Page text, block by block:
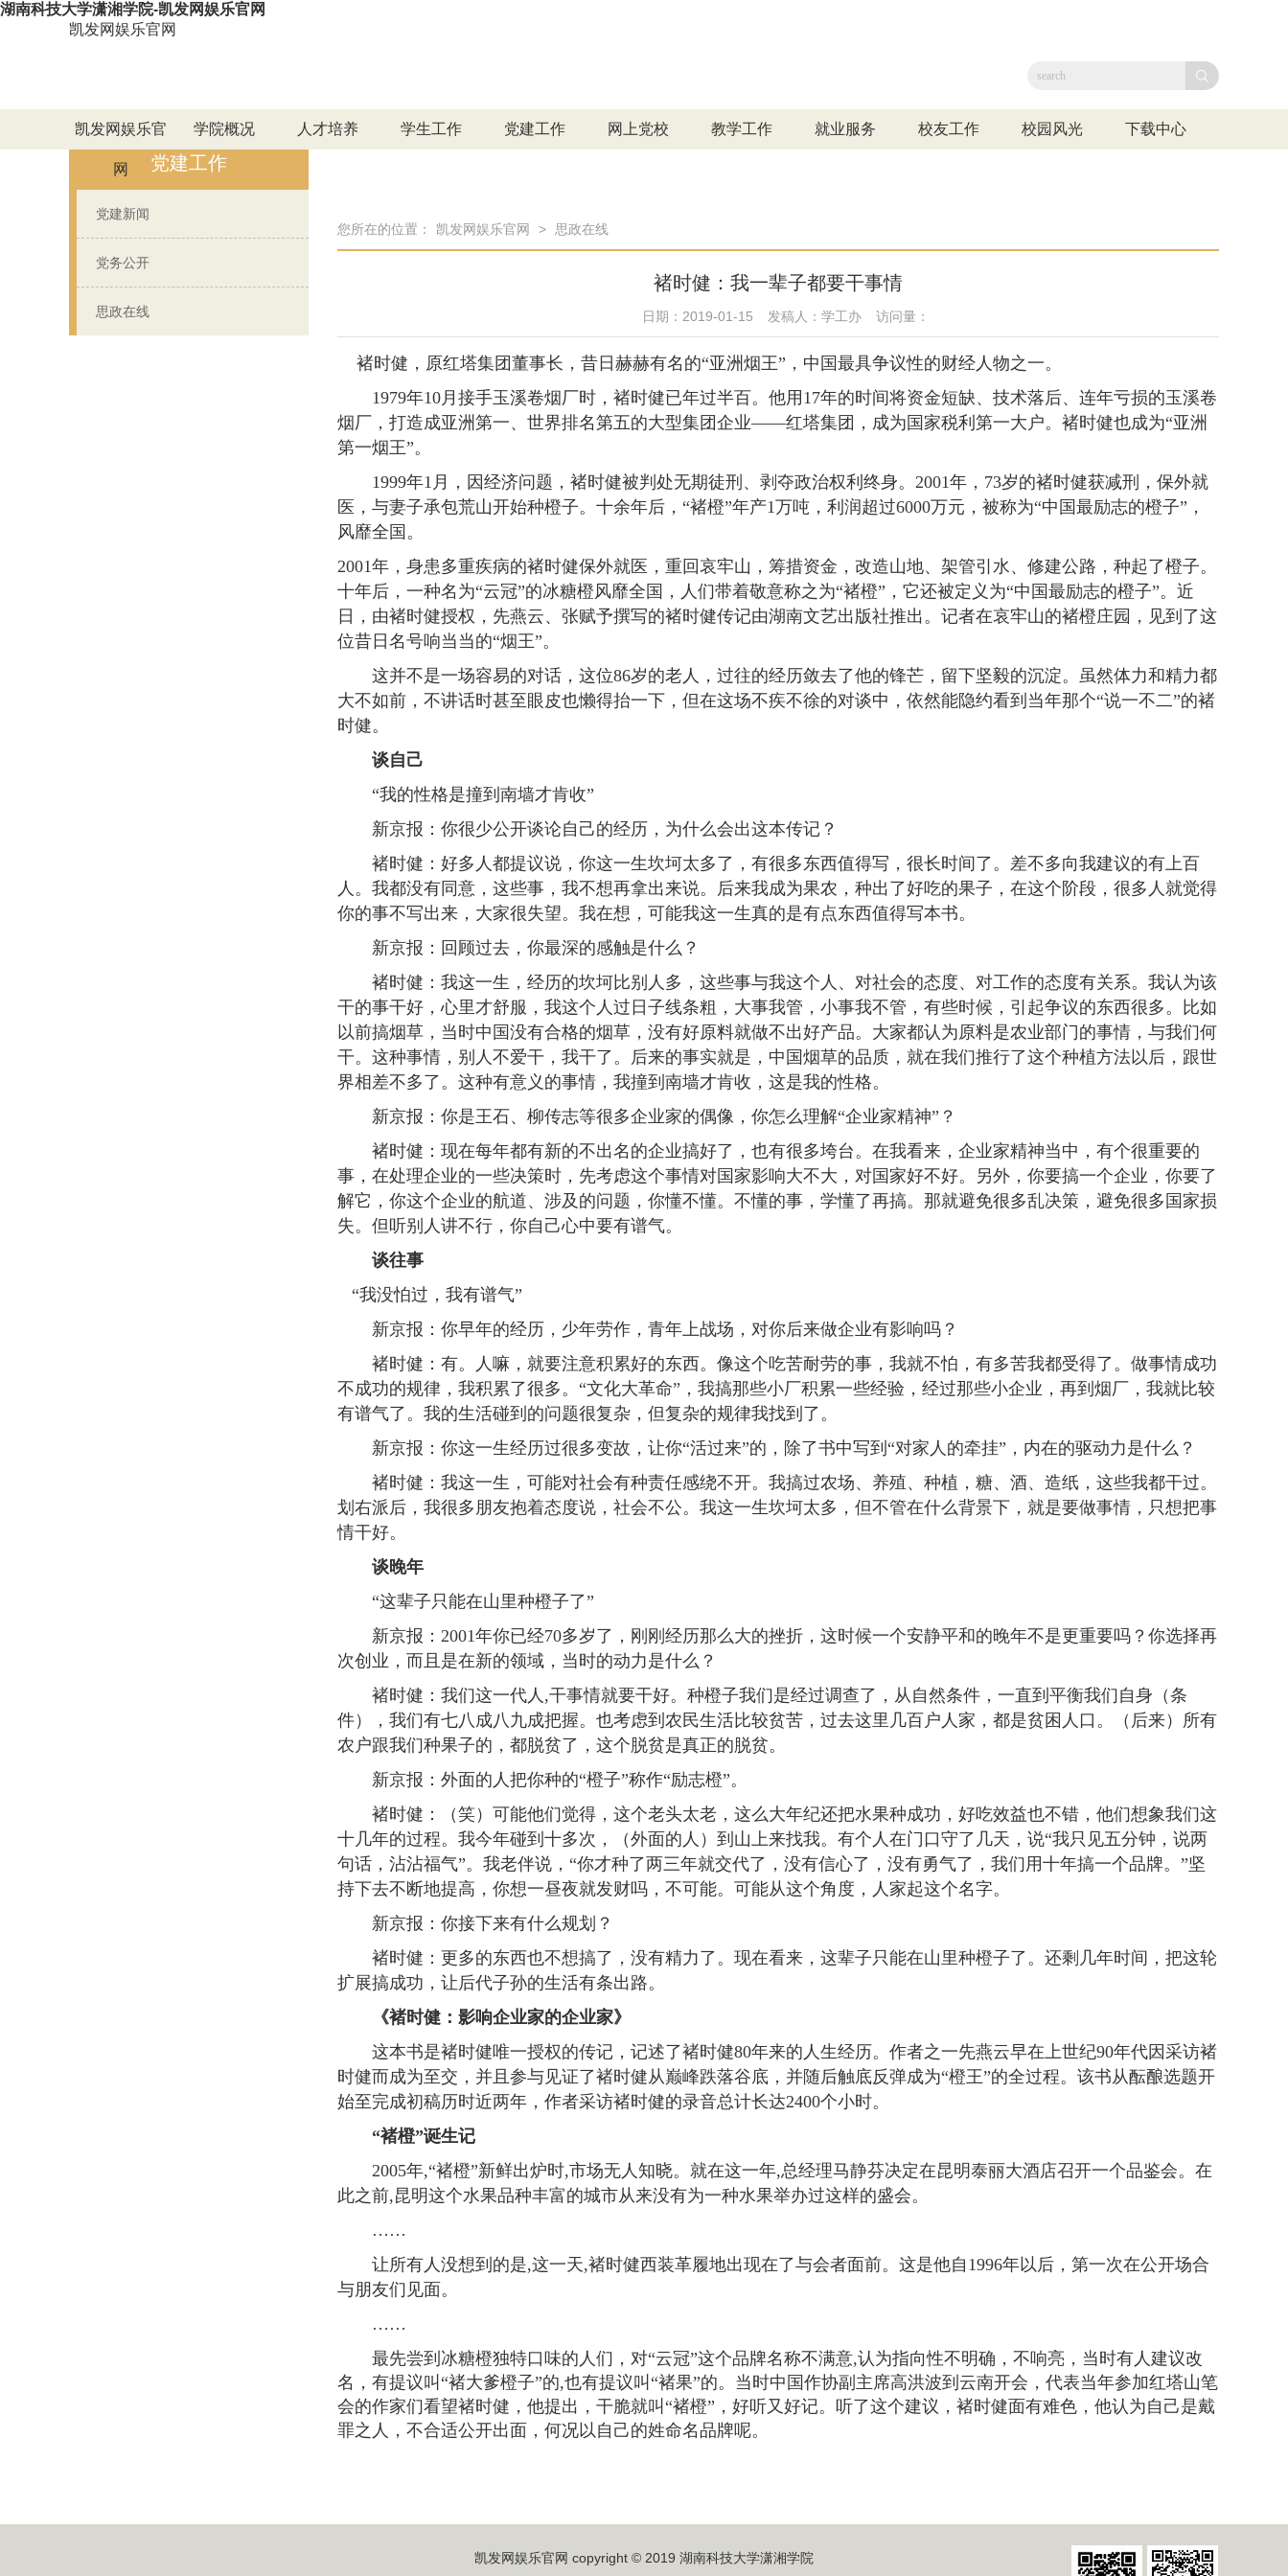
湖南科技大学潇湘学院-凯发网娱乐官网
凯发网娱乐官网
凯发网娱乐官
网
学院概况 人才培养 学生工作 党建工作 网上党校 教学工作 就业服务 校友工作 校园风光 下载中心
党建工作
党建新闻
党务公开
思政在线
您所在的位置： 凯发网娱乐官网 > 思政在线
褚时健：我一辈子都要干事情
日期：2019-01-15 发稿人：学工办 访问量：
褚时健 ， 原红塔集团董事长，昔日赫赫有名的“亚洲烟王”，中国最具争议性的财经人物之一。
1979年10月接手玉溪卷烟厂时，褚时健已年过半百。他用17年的时间将资金短缺、技术落后、连年亏损的玉溪卷
烟厂，打造成亚洲第一、世界排名第五的大型集团企业——红塔集团，成为国家税利第一大户。褚时健也成为“亚洲
第一烟王”。
1999年1月，因经济问题，褚时健被判处无期徒刑、剥夺政治权利终身。2001年，73岁的褚时健获减刑，保外就
医，与妻子承包荒山开始种橙子。十余年后，“褚橙”年产1万吨，利润超过6000万元，被称为“中国最励志的橙子”，
风靡全国。
2001年，身患多重疾病的褚时健保外就医，重回哀牢山，筹措资金，改造山地、架管引水、修建公路，种起了橙子。
十年后，一种名为“云冠”的冰糖橙风靡全国，人们带着敬意称之为“褚橙”，它还被定义为“中国最励志的橙子”。近
日，由褚时健授权，先燕云、张赋予撰写的褚时健传记由湖南文艺出版社推出。记者在哀牢山的褚橙庄园，见到了这
位昔日名号响当当的“烟王”。
这并不是一场容易的对话，这位86岁的老人，过往的经历敛去了他的锋芒，留下坚毅的沉淀。虽然体力和精力都
大不如前，不讲话时甚至眼皮也懒得抬一下，但在这场不疾不徐的对谈中，依然能隐约看到当年那个“说一不二”的褚
时健。
谈自己
“我的性格是撞到南墙才肯收”
新京报：你很少公开谈论自己的经历，为什么会出这本传记？
褚时健：好多人都提议说，你这一生坎坷太多了，有很多东西值得写，很长时间了。差不多向我建议的有上百
人。我都没有同意，这些事，我不想再拿出来说。后来我成为果农，种出了好吃的果子，在这个阶段，很多人就觉得
你的事不写出来，大家很失望。我在想，可能我这一生真的是有点东西值得写本书。
新京报：回顾过去，你最深的感触是什么？
褚时健：我这一生，经历的坎坷比别人多，这些事与我这个人、对社会的态度、对工作的态度有关系。我认为该
干的事干好，心里才舒服，我这个人过日子线条粗，大事我管，小事我不管，有些时候，引起争议的东西很多。比如
以前搞烟草，当时中国没有合格的烟草，没有好原料就做不出好产品。大家都认为原料是农业部门的事情，与我们何
干。这种事情，别人不爱干，我干了。后来的事实就是，中国烟草的品质，就在我们推行了这个种植方法以后，跟世
界相差不多了。这种有意义的事情，我撞到南墙才肯收，这是我的性格。
新京报：你是王石、柳传志等很多企业家的偶像，你怎么理解“企业家精神”？
褚时健：现在每年都有新的不出名的企业搞好了，也有很多垮台。在我看来，企业家精神当中，有个很重要的
事，在处理企业的一些决策时，先考虑这个事情对国家影响大不大，对国家好不好。另外，你要搞一个企业，你要了
解它，你这个企业的航道、涉及的问题，你懂不懂。不懂的事，学懂了再搞。那就避免很多乱决策，避免很多国家损
失。但听别人讲不行，你自己心中要有谱气。
谈往事
“我没怕过，我有谱气”
新京报：你早年的经历，少年劳作，青年上战场，对你后来做企业有影响吗？
褚时健：有。人嘛，就要注意积累好的东西。像这个吃苦耐劳的事，我就不怕，有多苦我都受得了。做事情成功
不成功的规律，我积累了很多。“文化大革命”，我搞那些小厂积累一些经验，经过那些小企业，再到烟厂，我就比较
有谱气了。我的生活碰到的问题很复杂，但复杂的规律我找到了。
新京报：你这一生经历过很多变故，让你“活过来”的，除了书中写到“对家人的牵挂”，内在的驱动力是什么？
褚时健：我这一生，可能对社会有种责任感绕不开。我搞过农场、养殖、种植，糖、酒、造纸，这些我都干过。
划右派后，我很多朋友抱着态度说，社会不公。我这一生坎坷太多，但不管在什么背景下，就是要做事情，只想把事
情干好。
谈晚年
“这辈子只能在山里种橙子了”
新京报：2001年你已经70多岁了，刚刚经历那么大的挫折，这时候一个安静平和的晚年不是更重要吗？你选择再
次创业，而且是在新的领域，当时的动力是什么？
褚时健：我们这一代人,干事情就要干好。种橙子我们是经过调查了，从自然条件，一直到平衡我们自身（条
件），我们有七八成八九成把握。也考虑到农民生活比较贫苦，过去这里几百户人家，都是贫困人口。（后来）所有
农户跟我们种果子的，都脱贫了，这个脱贫是真正的脱贫。
新京报：外面的人把你种的“橙子”称作“励志橙”。
褚时健：（笑）可能他们觉得，这个老头太老，这么大年纪还把水果种成功，好吃效益也不错，他们想象我们这
十几年的过程。我今年碰到十多次，（外面的人）到山上来找我。有个人在门口守了几天，说“我只见五分钟，说两
句话，沾沾福气”。我老伴说，“你才种了两三年就交代了，没有信心了，没有勇气了，我们用十年搞一个品牌。”坚
持下去不断地提高，你想一昼夜就发财吗，不可能。可能从这个角度，人家起这个名字。
新京报：你接下来有什么规划？
褚时健：更多的东西也不想搞了，没有精力了。现在看来，这辈子只能在山里种橙子了。还剩几年时间，把这轮
扩展搞成功，让后代子孙的生活有条出路。
《褚时健：影响企业家的企业家》
这本书是褚时健唯一授权的传记，记述了褚时健80年来的人生经历。作者之一先燕云早在上世纪90年代因采访褚
时健而成为至交，并且参与见证了褚时健从巅峰跌落谷底，并随后触底反弹成为“橙王”的全过程。该书从酝酿选题开
始至完成初稿历时近两年，作者采访褚时健的录音总计长达2400个小时。
“褚橙”诞生记
2005年,“褚橙”新鲜出炉时,市场无人知晓。就在这一年,总经理马静芬决定在昆明泰丽大酒店召开一个品鉴会。在
此之前,昆明这个水果品种丰富的城市从来没有为一种水果举办过这样的盛会。
……
让所有人没想到的是,这一天,褚时健西装革履地出现在了与会者面前。这是他自1996年以后，第一次在公开场合
与朋友们见面。
……
最先尝到冰糖橙独特口味的人们，对“云冠”这个品牌名称不满意,认为指向性不明确，不响亮，当时有人建议改
名，有提议叫“褚大爹橙子”的,也有提议叫“褚果”的。当时中国作协副主席高洪波到云南开会，代表当年参加红塔山笔
会的作家们看望褚时健，他提出，干脆就叫“褚橙”，好听又好记。听了这个建议，褚时健面有难色，他认为自己是戴
罪之人，不合适公开出面，何况以自己的姓命名品牌呢。
凯发网娱乐官网 copyright © 2019 湖南科技大学潇湘学院